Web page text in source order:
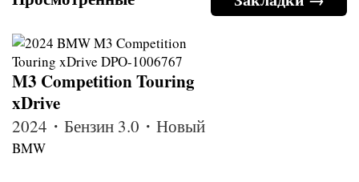
M3 Competition Touring
xDrive
2024・Бензин 3.0・Новый
BMW